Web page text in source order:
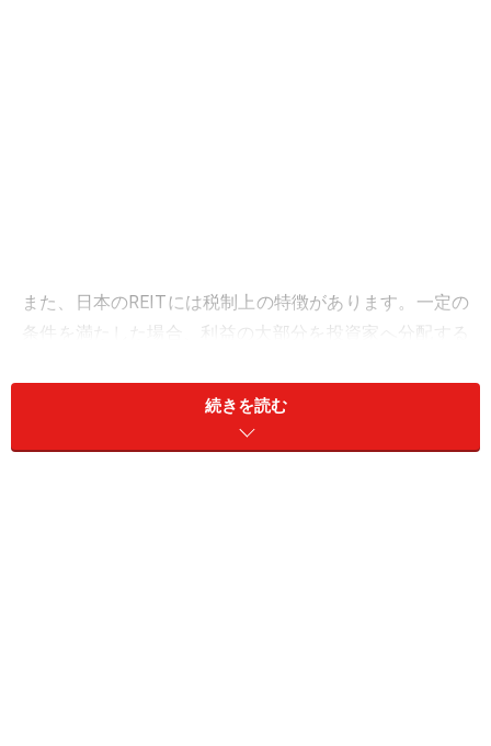
また、日本のREITには税制上の特徴があります。一定の
条件を満たした場合、利益の大部分を投資家へ分配する
ため、REITは利益を内部留保するよりも、投資家へ還元
する傾向があります。これが比較的高い分配利回りにつ
ながる理由の1つです。
続きを読む